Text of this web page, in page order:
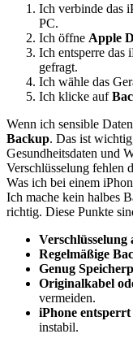
Ich verbinde das
PC.
Ich öffne Apple
Ich entsperre das
gefragt.
Ich wähle das
Ich klicke auf
Wenn ich sensible
Backup. Das ist
Gesundheitsdaten und
Verschlüsselung fehlen
Was ich bei einem
Ich mache kein halbes
richtig. Diese Punkte
Verschlüsselung
Regelmäßige
Genug
Originalkabel
vermeiden.
iPhone entsperrt
instabil.